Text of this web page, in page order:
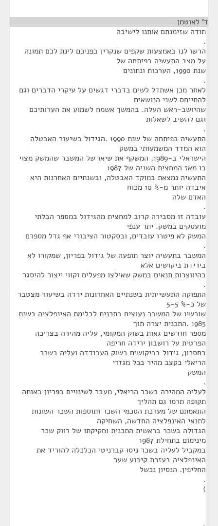
ד' לאוטמן
תודה שזימנתם אותנו לישיבה
.
הרשו לנו באמצעות שקפים שנקרין בפניכם לינת לכם תמונה
על מצב התעשיה בפיתחה של
שנת 1990, הערכות ונתונים
.
לאחר מכן אשתדל לשים בדברי דגשים על עיקרי הדברים וגם
להתייחס לשני הנושאים
שהיושב-ראש העלה. בהמשך אשמח לשמוע את הערותיכם
וגם להשיב לשאלות
.
התעשיה בפיתחה של שנת 1990 .הגידול בשיעור האבטלה
הוא המדד המשמעותי במשק
הישראלי ב-1989, המשקף את שיאו של המשבר שהמשק מצוי
בו מאז המחצית השניה של 1987
התעשיה נמצאת במוקד האבטלה, ובשנתיים האחרנות היא
איבדה יותר מ-% 10 מכוח
האדם שלה
.
עובדה זו מסבירה קרוב למחצית מהגידול במספר הבלתי
מועסקים במשק. יתר ענפי
המשק לא פיטרו עובדים, ובסקטור הציבורי אף גדל מספרם
.
המשבר בתעשיה יוצר תופעה של גידול בפריון, שמקורו לא
בירידת ביקושים אלא
בהיווצרות תנאים במשק שאילצו מפעלים וקווי ייצור להיסגר
.
התפוקה התעשייתית בשנתיים האחרונות ירדה בשיעור מצטבר
של כ-% 5-5
שורשיו של המשבר נעוצים בתכנית לבלימת האינפלציה בשנת
1985 .התכנית יצרה תוך
מספר חודשים גאות בשוק המקומי, עליה מהירה בצריכה
הפרטית על רושבון ירידה חריפה
בחסכון, גידול בביקושים בשוק העבודדה ועליה בשכר
הריאלי בקצב מהיר בכל מגזרי
המשק
.
לעליה המהירה בשכר הריאלי, מעבר לשינויים בפריון באותה
תקופה תרמו גם תהליך
התאמתם של מערכת הסכמי השכר ותוספות השכר השונות
לתנאי האינפלציה החדשה, השחיקה
הגדולה בשכר בראשית התכנית וחקיקתו של רווק שכר
מינימום בתחילת 1987
במקביל לעליה בשכר ניסו קברניטי הכלכלה להוריד את
האינפלציה בעזרת קיבוע שער
החליפין. הנסיון נכשל
.
)